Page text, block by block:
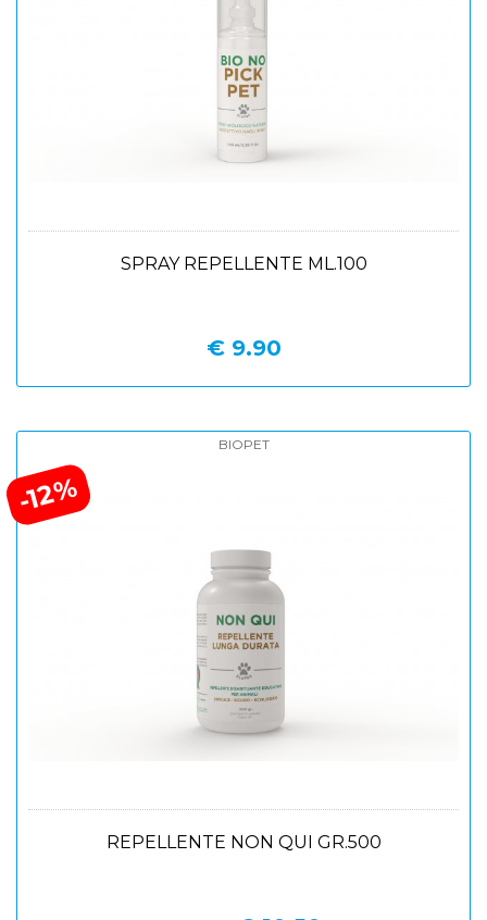
SPRAY REPELLENTE ML.100
€ 9.90
-12%
BIOPET
REPELLENTE NON QUI GR.500